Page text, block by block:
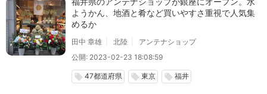
ようかん、地酒と肴など買いやすさ重視で人気集
めるか
田中 章雄 北陸
アンテナショップ
公開: 2023-02-23 18:08:59
local_offer 47都道府県 local_offer 東京 local_offer 福井